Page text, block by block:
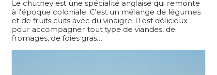
Le chutney est une spécialité anglaise qui remonte
à l’époque coloniale. C’est un mélange de légumes
et de fruits cuits avec du vinaigre. Il est délicieux
pour accompagner tout type de viandes, de
fromages, de foies gras…